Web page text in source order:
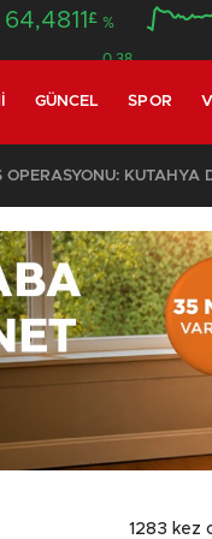
64,4811 £ %
0.38
GÜNCEL SPOR
1283 kez